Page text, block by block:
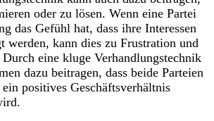
oder zu lösen. Wenn eine Partei
das Gefühl hat, dass ihre Interessen
werden, kann dies zu Frustration und
eine kluge Verhandlungstechnik
dazu beitragen, dass beide Parteien
positives Geschäftsverhältnis